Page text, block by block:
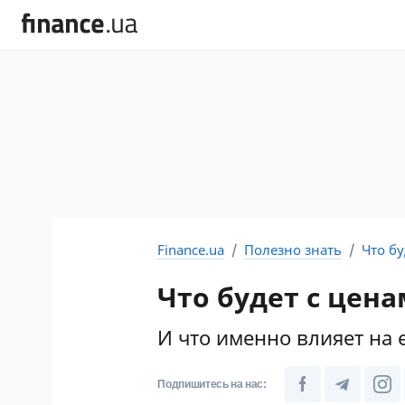
Finance.ua Полезно знать Что
Что будет с
И что именно влияет на
Подпишитесь на нас: